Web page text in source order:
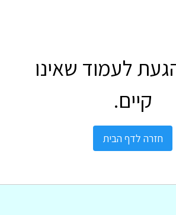
לעמוד שאינו
קיים.
חזרה לדף הבית